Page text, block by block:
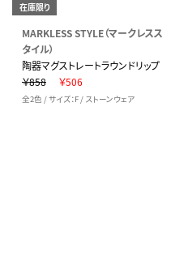
在庫限り
MARKLESS STYLE（マークレスス
タイル）
陶器マグストレートラウンドリップ
￥858
￥506
全2色 / サイズ：F / ストーンウェア